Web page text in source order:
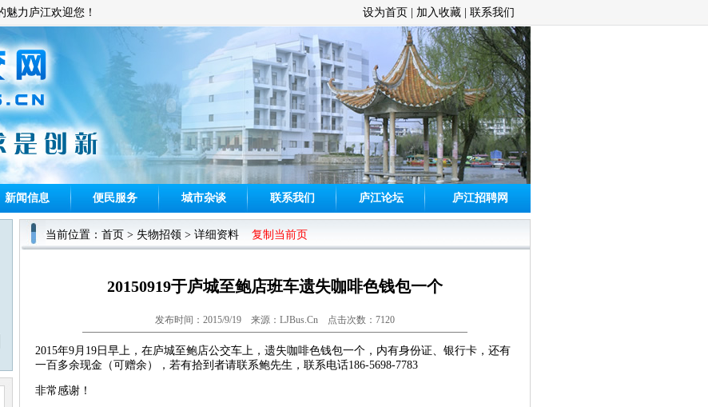
力庐江欢迎您！ 设为首页 加入收藏 联系我们
新闻信息 便民服务 城市杂谈 联系我们 庐江论坛 庐江招聘网
当前位置： 首页 > 失物招领 > 详细资料 复制当前页
20150919于庐城至鲍店班车遗失咖啡色钱包一个
发布时间：2015/9/19 来源：LJBus.Cn 点击次数：7120
2015年9月19日早上，在庐城至鲍店公交车上，遗失咖啡色钱包一个，内有身份证、银行卡，还有
一百多余现金（可赠余），若有拾到者请联系鲍先生，联系电话186-5698-7783
非常感谢！